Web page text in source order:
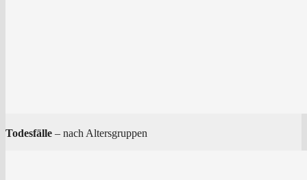
Todes­fäl­le – nach Altersgruppen